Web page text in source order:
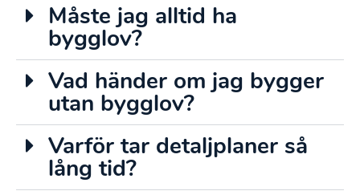
Måste jag alltid ha
bygglov?
Vad händer om jag bygger
utan bygglov?
Varför tar detaljplaner så
lång tid?